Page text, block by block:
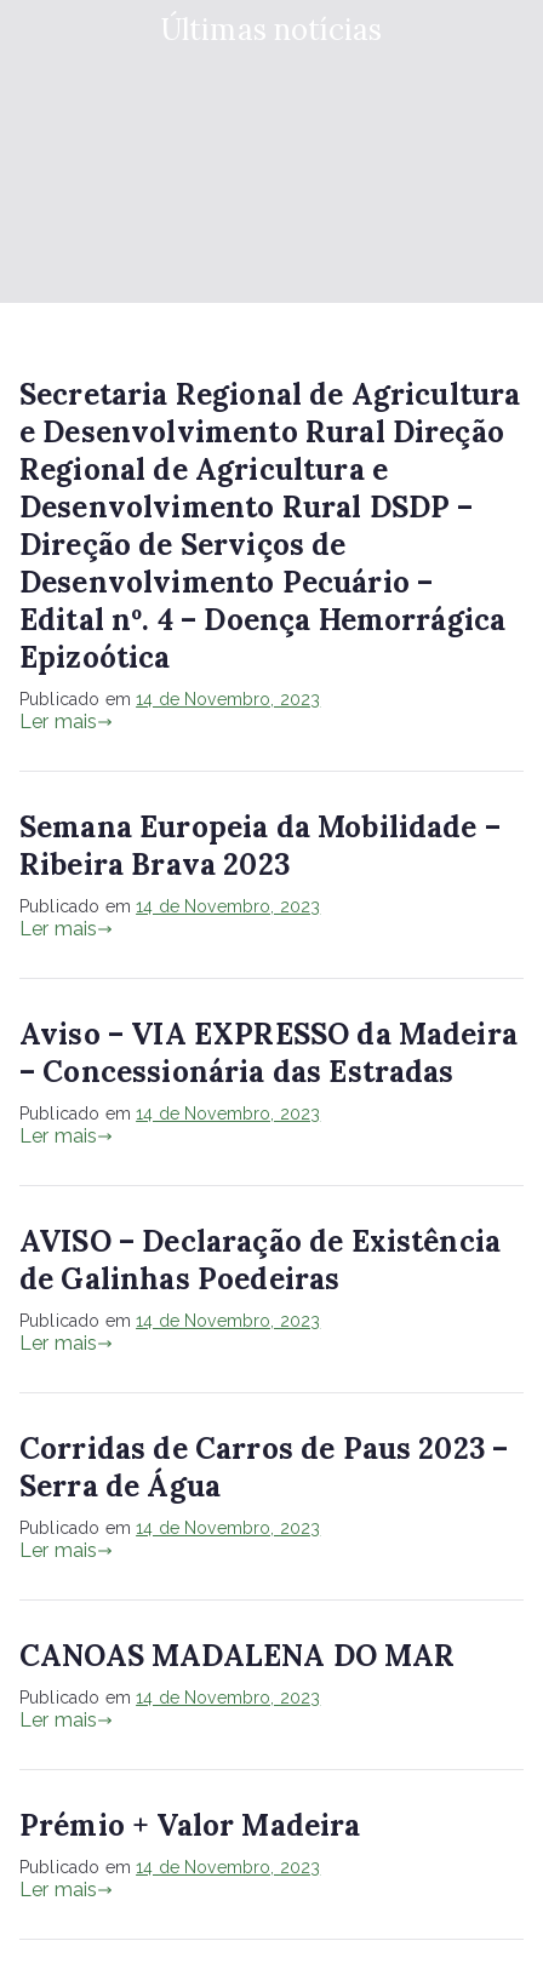
Últimas notícias
Secretaria Regional de Agricultura
e Desenvolvimento Rural Direção
Regional de Agricultura e
Desenvolvimento Rural DSDP –
Direção de Serviços de
Desenvolvimento Pecuário –
Edital nº. 4 – Doença Hemorrágica
Epizoótica
Publicado em14 de Novembro, 2023
Ler mais
Semana Europeia da Mobilidade –
Ribeira Brava 2023
Publicado em14 de Novembro, 2023
Ler mais
Aviso – VIA EXPRESSO da Madeira
– Concessionária das Estradas
Publicado em14 de Novembro, 2023
Ler mais
AVISO – Declaração de Existência
de Galinhas Poedeiras
Publicado em14 de Novembro, 2023
Ler mais
Corridas de Carros de Paus 2023 –
Serra de Água
Publicado em14 de Novembro, 2023
Ler mais
CANOAS MADALENA DO MAR
Publicado em14 de Novembro, 2023
Ler mais
Prémio + Valor Madeira
Publicado em14 de Novembro, 2023
Ler mais